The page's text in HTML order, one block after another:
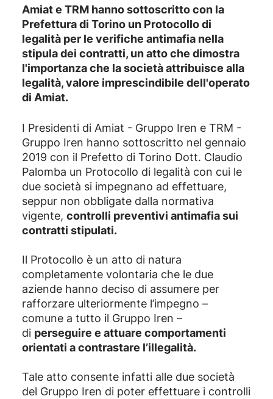
Amiat e TRM hanno sottoscritto con la
Prefettura di Torino un Protocollo di
legalità per le verifiche antimafia nella
stipula dei contratti, un atto che dimostra
l'importanza che la società attribuisce alla
legalità, valore imprescindibile dell'operato
di Amiat.
I Presidenti di Amiat - Gruppo Iren e TRM -
Gruppo Iren hanno sottoscritto nel gennaio
2019 con il Prefetto di Torino Dott. Claudio
Palomba un Protocollo di legalità con cui le
due società si impegnano ad effettuare,
seppur non obbligate dalla normativa
vigente, controlli preventivi antimafia sui
contratti stipulati.
Il Protocollo è un atto di natura
completamente volontaria che le due
aziende hanno deciso di assumere per
rafforzare ulteriormente l’impegno –
comune a tutto il Gruppo Iren –
di perseguire e attuare comportamenti
orientati a contrastare l’illegalità.
Tale atto consente infatti alle due società
del Gruppo Iren di poter effettuare i controlli